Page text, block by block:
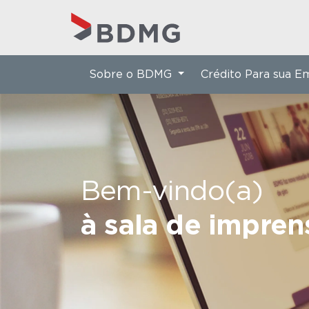
Bem-vindo(a)
à sala de
Sobre o BDMG Crédito Para sua